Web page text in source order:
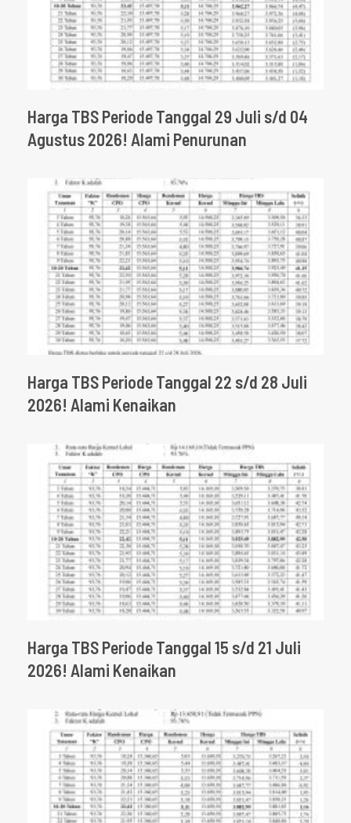
Harga TBS Periode Tanggal 29 Juli s/d 04
Agustus 2026! Alami Penurunan
Harga TBS Periode Tanggal 22 s/d 28 Juli
2026! Alami Kenaikan
Harga TBS Periode Tanggal 15 s/d 21 Juli
2026! Alami Kenaikan